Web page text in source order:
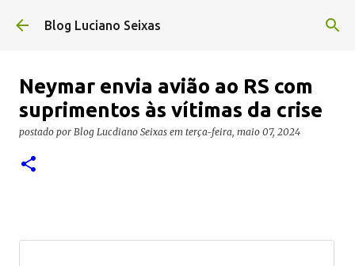
Pular para o conteúdo principal
Blog Luciano Seixas
Neymar envia avião ao RS com
suprimentos às vítimas da crise
postado por Blog Lucdiano Seixas em terça-feira, maio 07, 2024